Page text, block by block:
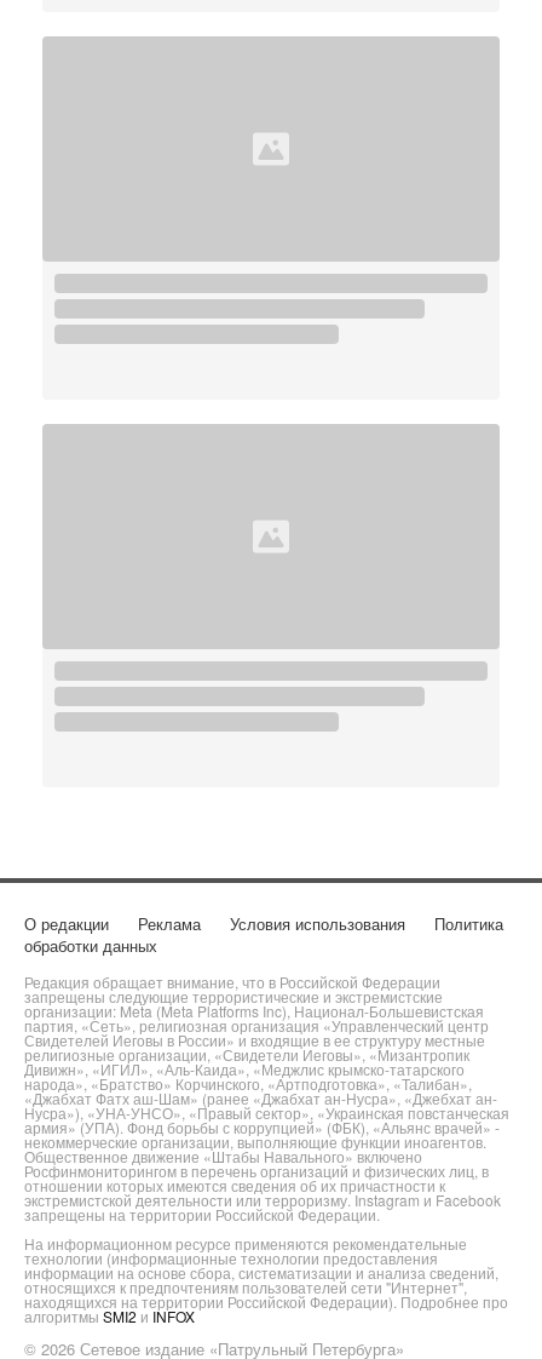
О редакции Реклама Условия использования
Политика
обработки данных
Редакция обращает внимание, что в Российской Федерации
запрещены следующие террористические и экстремистские
организации: Meta (Meta Platforms Inc), Национал-Большевистская
партия, «Сеть», религиозная организация «Управленческий центр
Свидетелей Иеговы в России» и входящие в ее структуру местные
религиозные организации, «Свидетели Иеговы», «Мизантропик
Дивижн», «ИГИЛ», «Аль-Каида», «Меджлис крымско-татарского
народа», «Братство» Корчинского, «Артподготовка», «Талибан»,
«Джабхат Фатх аш-Шам» (ранее «Джабхат ан-Нусра», «Джебхат ан-
Нусра»), «УНА-УНСО», «Правый сектор», «Украинская повстанческая
армия» (УПА). Фонд борьбы с коррупцией» (ФБК), «Альянс врачей» -
некоммерческие организации, выполняющие функции иноагентов.
Общественное движение «Штабы Навального» включено
Росфинмониторингом в перечень организаций и физических лиц, в
отношении которых имеются сведения об их причастности к
экстремистской деятельности или терроризму. Instagram и Facebook
запрещены на территории Российской Федерации.
На информационном ресурсе применяются рекомендательные
технологии (информационные технологии предоставления
информации на основе сбора, систематизации и анализа сведений,
относящихся к предпочтениям пользователей сети "Интернет",
находящихся на территории Российской Федерации). Подробнее про
алгоритмы SMI2 и INFOX
© 2026 Сетевое издание «Патрульный Петербурга»